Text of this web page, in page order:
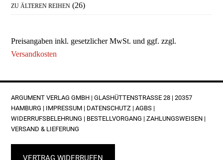
ZU ÄLTEREN REIHEN (26)
Preisangaben inkl. gesetzlicher MwSt. und ggf. zzgl.
Versandkosten
FOOTER
ARGUMENT VERLAG GMBH | GLASHÜTTENSTRASSE 28 | 20357 H
AMBURG | IMPRESSUM | DATENSCHUTZ |AGBS |
WIDERRUFSBELEHRUNG | BESTELLVORGANG |ZAHLUNGSWEISEN |
VERSAND & LIEFERUNG
VERTRAG WIDERRUFEN